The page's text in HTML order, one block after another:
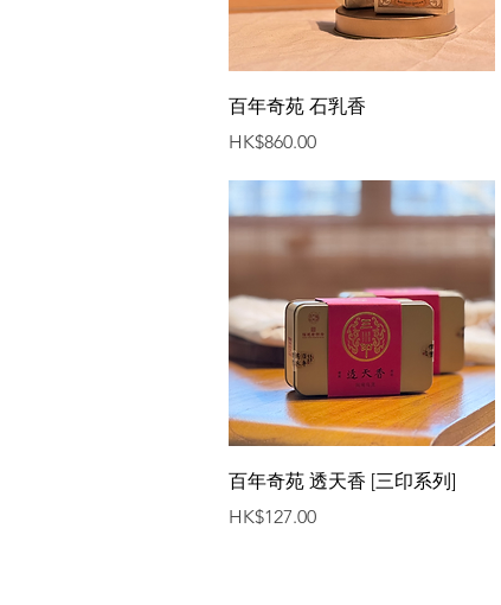
快速瀏覽
百年奇苑 石乳香
價格
HK$860.00
快速瀏覽
百年奇苑 透天香 [三印系列]
價格
HK$127.00